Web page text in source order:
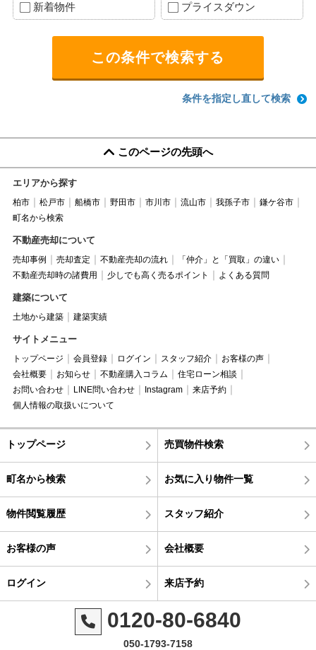
新着物件 プライスダウン
条件を指定し直して検索
このページの先頭へ
エリアから探す
柏市 松戸市 船橋市 野田市 市川市 流山市 我孫子市
鎌ケ谷市
町名から検索
不動産売却について
売却事例 売却査定 不動産売却の流れ
「仲介」と「買取」の違い
不動産売却時の諸費用
少しでも高く売るポイント よくある質問
建築について
土地から建築 建築実績
サイトメニュー
トップページ 会員登録 ログイン スタッフ紹介
お客様の声
会社概要
お知らせ 不動産購入コラム
住宅ローン相談
お問い合わせ
LINE問い合わせ Instagram
来店予約
個人情報の取扱いについて
トップページ 売買物件検索
町名から検索 お気に入り物件一覧
物件閲覧履歴 スタッフ紹介
お客様の声 会社概要
ログイン 来店予約
0120-80-6840
050-1793-7158